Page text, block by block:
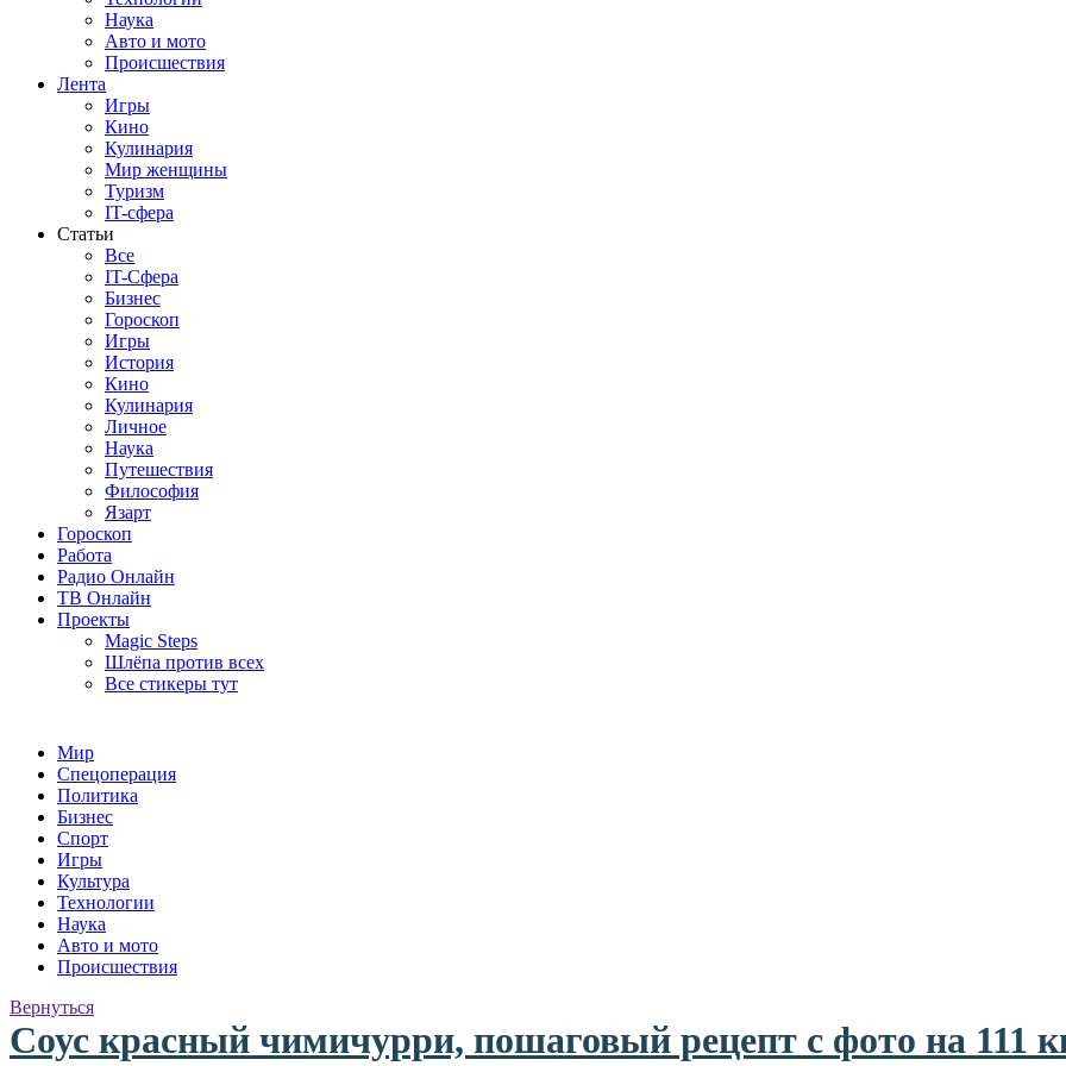
Наука
Авто и мото
Происшествия
Лента
Игры
Кино
Кулинария
Мир женщины
Туризм
IT-сфера
Статьи
Все
IT-Сфера
Бизнес
Гороскоп
Игры
История
Кино
Кулинария
Личное
Наука
Путешествия
Философия
Язарт
Гороскоп
Работа
Радио Онлайн
ТВ Онлайн
Проекты
Magic Steps
Шлёпа против всех
Все стикеры тут
Мир
Спецоперация
Политика
Бизнес
Спорт
Игры
Культура
Технологии
Наука
Авто и мото
Происшествия
Вернуться
Соус красный чимичурри, пошаговый рецепт с фото на 111